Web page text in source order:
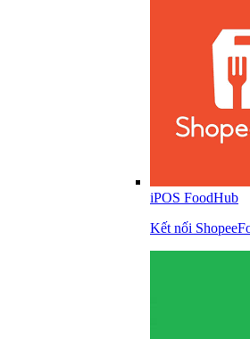
iPOS FoodHub
Kết nối